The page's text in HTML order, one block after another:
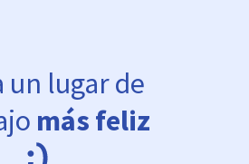
un lugar de
más feliz